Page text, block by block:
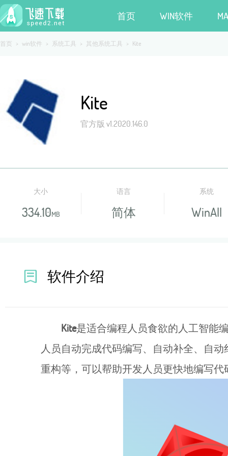
首页 WIN软件
首页 > win软件 > 系统工具 > 其他系统工具 > Kite
Kite
官方版 v1.2020.146.0
大小
334.10MB
语言
简体
系统
WinAll
软件介绍
Kite是适合编程人员食欲的人工智能
人员自动完成代码编写、自动补全、自
重构等，可以帮助开发人员更快地编写